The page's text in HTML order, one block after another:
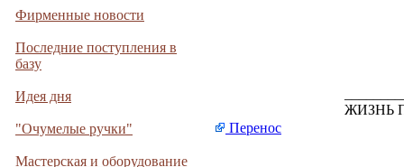
Фирменные новости
Последние поступления в
базу
Идея дня
"Очумелые ручки"
Мастерская и оборудование
ЖИЗНЬ
Перенос